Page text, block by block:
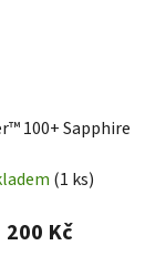
100+ Sapphire
(1 ks)
200 Kč